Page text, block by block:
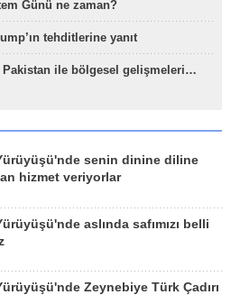
Günü ne zaman?
tehditlerine yanıt
Pakistan ile bölgesel gelişmeleri…
senin dinine diline
hizmet veriyorlar
aslında safımızı belli
Zeynebiye Türk Çadırı